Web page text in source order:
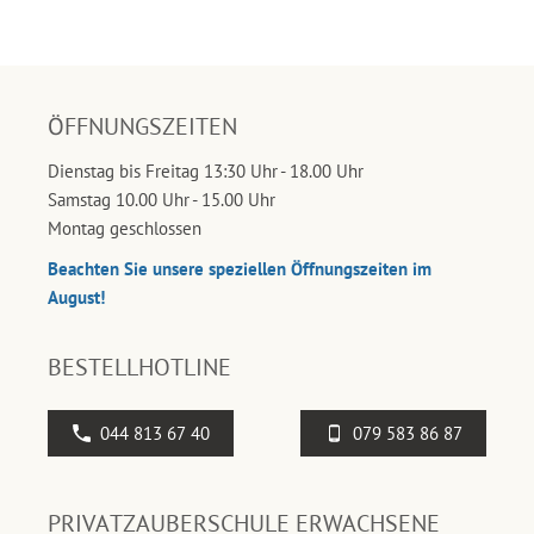
ÖFFNUNGSZEITEN
Dienstag bis Freitag 13:30 Uhr - 18.00 Uhr
Samstag 10.00 Uhr - 15.00 Uhr
Montag geschlossen
Beachten Sie unsere speziellen Öffnungszeiten im
August!
BESTELLHOTLINE
044 813 67 40 079 583 86 87
PRIVATZAUBERSCHULE ERWACHSENE